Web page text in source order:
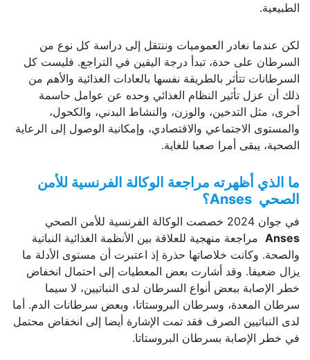
الطبيعية.
لكن عندما نغادر العموميات وننتقل إلى دراسة كل نوع من
السرطان على حدة، تبدأ درجة اليقين في التراجع. فليست كل
السرطانات تتأثر بالطريقة نفسها بالعادات الغذائية والأهم من
ذلك أن عزل تأثير النظام الغذائي وحده عن عوامل حاسمة
أخرى، مثل التدخين، والوزن، والنشاط البدني، والكحول،
والمستوى الاجتماعي والاقتصادي، وإمكانية الوصول إلى الرعاية
الصحية، يبقى أمرا صعبا للغاية.
ما الذي أظهرته مراجعة الوكالة الفرنسية للأمن
الصحي
؟
في جوان 2024 خصصت الوكالة الفرنسية للأمن الصحي
Anses مراجعة منهجية للعلاقة بين الأنظمة الغذائية النباتية
والصحة. وكانت خلاصاتها حذرة إذ اعتبرت أن مستوى الأدلة ما
يزال ضعيفا. وقد أشارت بعض المعطيات إلى احتمال انخفاض
خطر الإصابة ببعض أنواع السرطان لدى النباتيين، لا سيما
سرطان المعدة، وسرطان البروستاتا، وبعض سرطانات الدم. أما
لدى النباتيين الصرف فقد تمت الإشارة أيضا إلى انخفاض محتمل
في خطر الإصابة بسرطان البروستاتا.